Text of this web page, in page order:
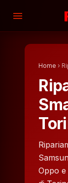
menu
Home ›
Oppo